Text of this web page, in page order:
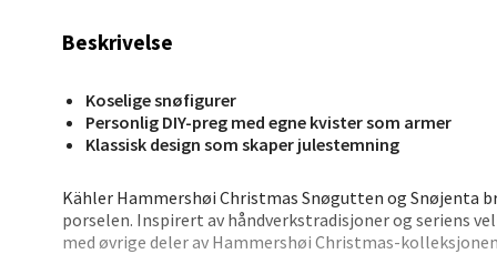
Beskrivelse
Koselige snøfigurer
Personlig DIY-preg med egne kvister som armer
Klassisk design som skaper julestemning
Kähler Hammershøi Christmas Snøgutten og Snøjenta
porselen. Inspirert av håndverkstradisjoner og seriens
med øvrige deler av Hammershøi Christmas-
Åpent i